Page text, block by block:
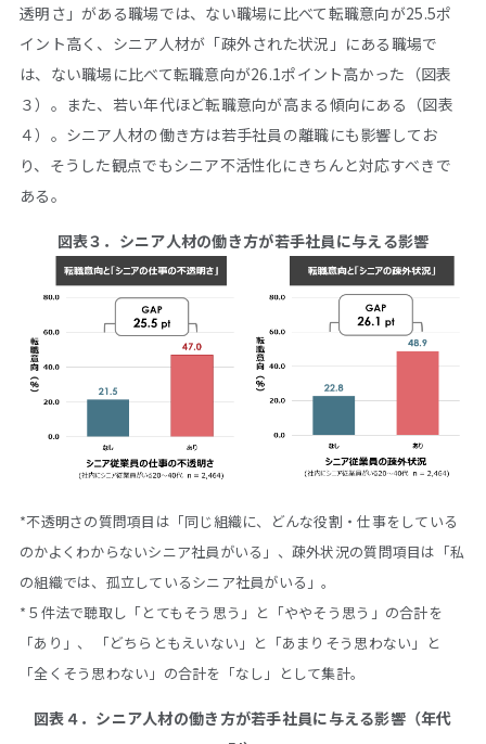
透明さ」がある職場では、ない職場に比べて転職意向が25.5ポ
イント高く、シニア人材が「疎外された状況」にある職場で
は、ない職場に比べて転職意向が26.1ポイント高かった（図表
３）。また、若い年代ほど転職意向が高まる傾向にある（図表
４）。シニア人材の働き方は若手社員の離職にも影響してお
り、そうした観点でもシニア不活性化にきちんと対応すべきで
ある。
図表３．シニア人材の働き方が若手社員に与える影響
*不透明さの質問項目は「同じ組織に、どんな役割・仕事をしている
のかよくわからないシニア社員がいる」、疎外状況の質問項目は「私
の組織では、孤立しているシニア社員がいる」。
*５件法で聴取し「とてもそう思う」と「ややそう思う」の合計を
「あり」、 「どちらともえいない」と「あまりそう思わない」と
「全くそう思わない」の合計を「なし」として集計。
図表４．シニア人材の働き方が若手社員に与える影響（年代